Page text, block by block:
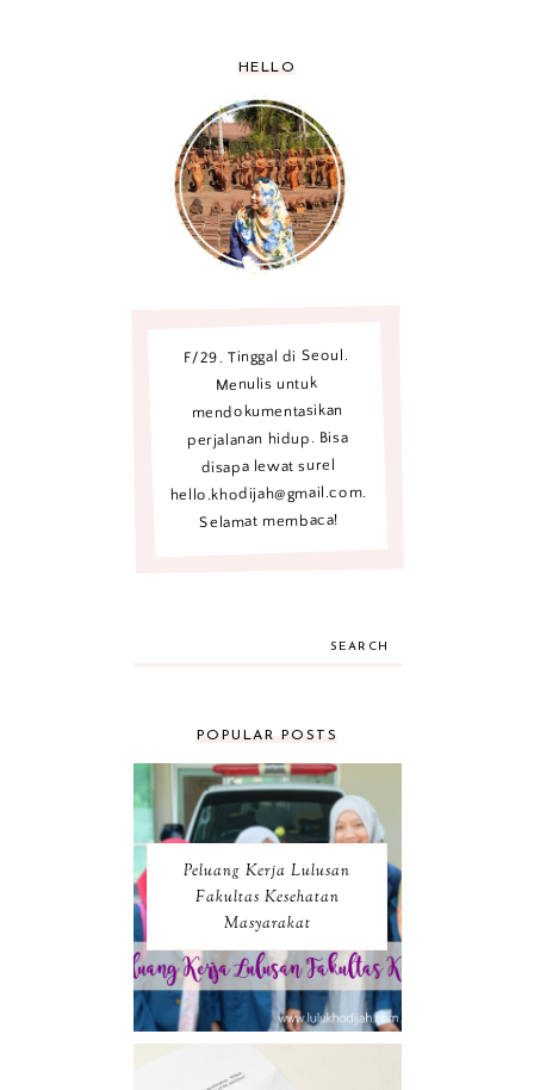
HELLO
F/29. Tinggal di Seoul.
Menulis untuk
mendokumentasikan
perjalanan hidup. Bisa
disapa lewat surel
hello.khodijah@gmail.com.
Selamat membaca!
SEARCH
POPULAR POSTS
Peluang Kerja Lulusan
Fakultas Kesehatan
Masyarakat